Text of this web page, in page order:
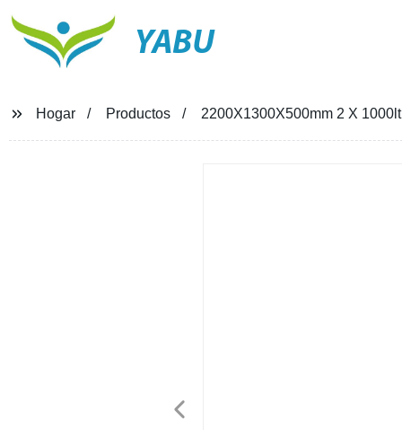
YABU
Hogar Productos 2200X1300X500mm 2 X